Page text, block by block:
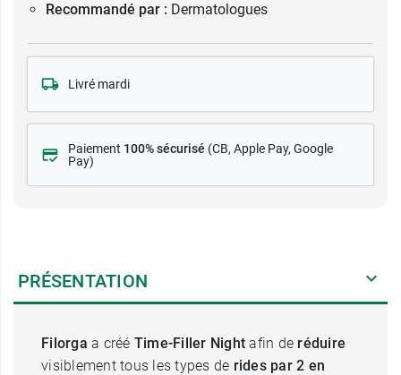
Recommandé par : Dermatologues
Livré mardi
Paiement 100% sécurisé (CB, Apple Pay, Google
Pay)
PRÉSENTATION
Filorga a créé Time-Filler Night afin de réduire
visiblement tous les types de rides par 2 en